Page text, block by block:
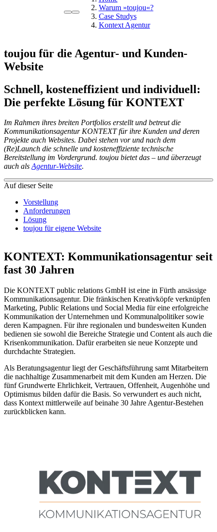
Warum »toujou«?
Case Studys
Kontext Agentur
toujou für die Agentur- und Kunden-
Website
Schnell, kosteneffizient und individuell:
Die perfekte Lösung für KONTEXT
Im Rahmen ihres breiten Portfolios erstellt und betreut die
Kommunikationsagentur KONTEXT für ihre Kunden und deren
Projekte auch Websites. Dabei stehen vor und nach dem
(Re)Launch die schnelle und kosteneffiziente technische
Bereitstellung im Vordergrund. toujou bietet das – und überzeugt
auch alsAgentur-Website.
Auf dieser Seite
Vorstellung
Anforderungen
Lösung
toujou für eigene Website
KONTEXT: Kommunikationsagentur seit
fast 30 Jahren
Die KONTEXT public relations GmbH ist eine in Fürth ansässige
Kommunikationsagentur. Die fränkischen Kreativköpfe verknüpfen
Marketing, Public Relations und Social Media für eine erfolgreiche
Kommunikation der Unternehmen und Kommunalpolitiker sowie
deren Kampagnen. Für ihre regionalen und bundesweiten Kunden
bedienen sie sowohl die Bereiche Strategie und Content als auch die
Krisenkommunikation. Dafür erarbeiten sie neue Konzepte und
durchdachte Strategien.
Als Beratungsagentur liegt der Geschäftsführung samt Mitarbeitern
die nachhaltige Zusammenarbeit mit dem Kunden am Herzen. Die
fünf Grundwerte Ehrlichkeit, Vertrauen, Offenheit, Augenhöhe und
Optimismus bilden dafür die Basis. So verwundert es auch nicht,
dass Kontext mittlerweile auf beinahe 30 Jahre Agentur-Bestehen
zurückblicken kann.